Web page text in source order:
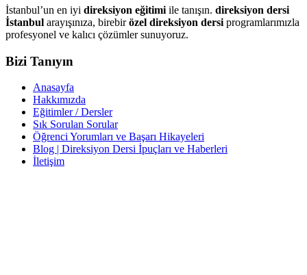
İstanbul’un en iyi direksiyon eğitimi ile tanışın. direksiyon dersi
İstanbul arayışınıza, birebirözel direksiyon dersi programlarımızla
profesyonel ve kalıcı çözümler sunuyoruz.
Bizi Tanıyın
Anasayfa
Hakkımızda
Eğitimler / Dersler
Sık Sorulan Sorular
Öğrenci Yorumları ve Başarı Hikayeleri
Blog | Direksiyon Dersi İpuçları ve Haberleri
İletişim